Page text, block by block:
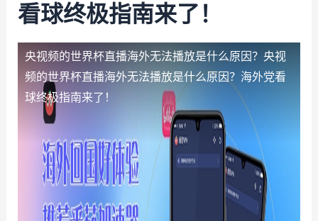
看球终极指南来了！
央视频的世界杯直播海外无法播放是什么原因？ 央视
频的世界杯直播海外无法播放是什么原因？海外党看
球终极指南来了！